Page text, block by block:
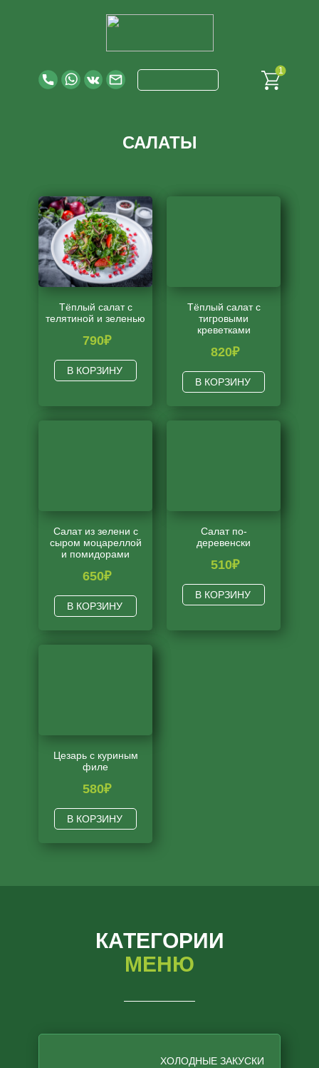
ГЛАВНАЯ
1
САЛАТЫ
Тёплый салат с
телятиной и зеленью
790₽
В КОРЗИНУ
Тёплый салат с
тигровыми
креветками
820₽
В КОРЗИНУ
Салат из зелени с
сыром моцареллой
и помидорами
650₽
В КОРЗИНУ
Салат по-
деревенски
510₽
В КОРЗИНУ
Цезарь с куриным
филе
580₽
В КОРЗИНУ
КАТЕГОРИИ
МЕНЮ
ХОЛОДНЫЕ ЗАКУСКИ